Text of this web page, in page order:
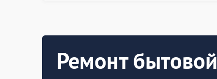
Ремонт